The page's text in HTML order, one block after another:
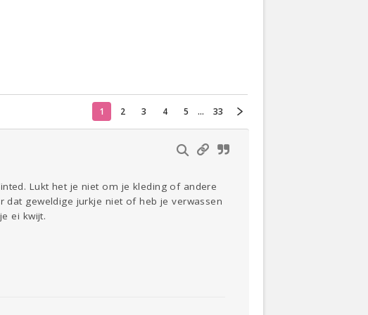
Thuis
1 2 3 4 5 ... 33
Lukt het je niet om je kleding of andere
dat geweldige jurkje niet of heb je verwassen
ei kwijt.